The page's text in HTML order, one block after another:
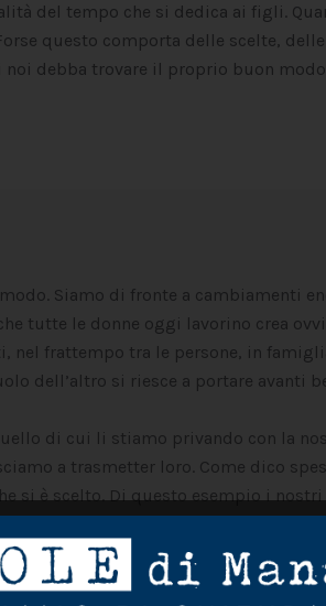
del tempo che si dedica ai figli.
questo comporta delle scelte,
debba trovare il proprio buon
Siamo di fronte a cambiamenti
tutte le donne oggi lavorino crea
frattempo tra le persone, in
dell’altro si riesce a portare avanti
di cui li stiamo privando con la
a trasmetter loro. Come dico
si è scelto. Di questo esempio i